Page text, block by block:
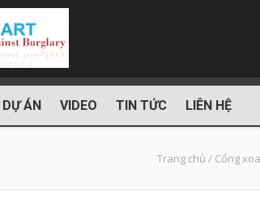
DỰ ÁN VIDEO TIN TỨC LIÊN HỆ
Trang chủ / Cổng